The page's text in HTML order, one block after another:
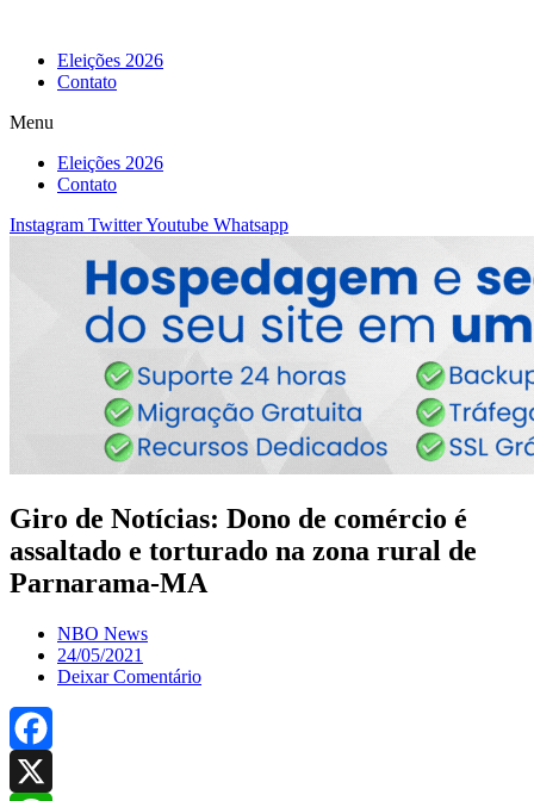
Eleições 2026
Contato
Menu
Eleições 2026
Contato
Instagram TwitterYoutube Whatsapp
Giro de Notícias: Dono de comércio é
assaltado e torturado na zona rural de
Parnarama-MA
NBO News
24/05/2021
Deixar Comentário
Facebook